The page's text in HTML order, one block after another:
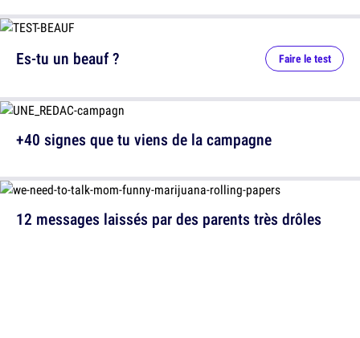
12 messages laissés par des parents très drôles
Es-tu un beauf ? Faire le test
+40 signes que tu viens de la campagne